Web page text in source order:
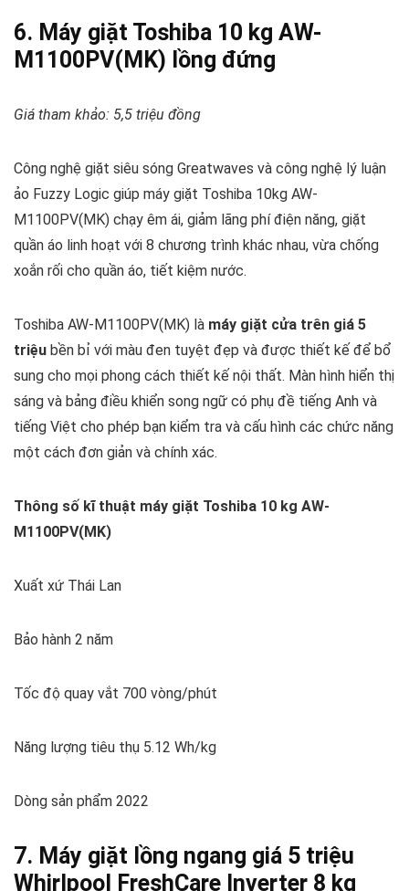
6. Máy giặt Toshiba 10 kg AW-
M1100PV(MK) lồng đứng
Giá tham khảo: 5,5 triệu đồng
Công nghệ giặt siêu sóng Greatwaves và công nghệ lý luận
ảo Fuzzy Logic giúp máy giặt Toshiba 10kg AW-
M1100PV(MK) chạy êm ái, giảm lãng phí điện năng, giặt
quần áo linh hoạt với 8 chương trình khác nhau, vừa chống
xoắn rối cho quần áo, tiết kiệm nước.
Toshiba AW-M1100PV(MK) là máy giặt cửa trên giá 5
triệu bền bỉ với màu đen tuyệt đẹp và được thiết kế để bổ
sung cho mọi phong cách thiết kế nội thất. Màn hình hiển thị
sáng và bảng điều khiển song ngữ có phụ đề tiếng Anh và
tiếng Việt cho phép bạn kiểm tra và cấu hình các chức năng
một cách đơn giản và chính xác.
Thông số kĩ thuật máy giặt Toshiba 10 kg AW-
M1100PV(MK)
Xuất xứ Thái Lan
Bảo hành 2 năm
Tốc độ quay vắt 700 vòng/phút
Năng lượng tiêu thụ 5.12 Wh/kg
Dòng sản phẩm 2022
7. Máy giặt lồng ngang giá 5 triệu
Whirlpool FreshCare Inverter 8 kg